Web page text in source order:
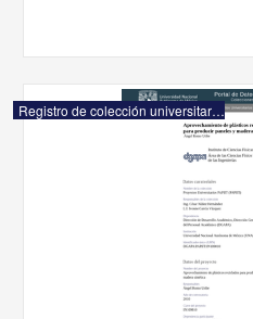
Registro de colección universitaria